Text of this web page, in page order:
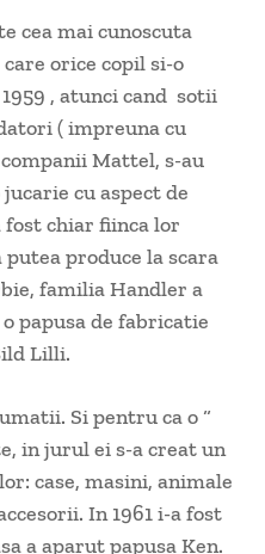
cea mai cunoscuta
orice copil si-o
, atunci cand sotii
( impreuna cu
Mattel, s-au
cu aspect de
chiar fiinca lor
produce la scara
familia Handler a
papusa de fabricatie
Lilli.
Si pentru ca o “
in jurul ei s-a creat un
case, masini, animale
In 1961 i-a fost
a aparut papusa Ken.